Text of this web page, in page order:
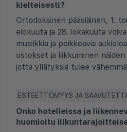
kielteisesti?
Ortodoksinen pääsiäinen, 1.
elokuuta ja 28. lokakuuta
musiikkia ja poikkeavia
ostokset ja liikkuminen
jotta yllätyksiä tulee
ESTEETTÖMYYS JA
Onko hotelleissa ja
huomioitu